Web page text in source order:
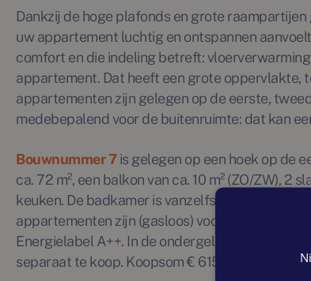
Dankzij de hoge plafonds en grote
uw appartement luchtig en ontspannen
comfort en die indeling betreft:
appartement. Dat heeft een grote oppervlakte,
appartementen zijn gelegen op de eerste,
medebepalend voor de buitenruimte: dat kan
Bouwnummer7 is gelegen op een hoek op de
ca. 72 m², een balkon van ca. 10 m² (ZO/ZW),
keuken. De badkamer is vanzelfsprekend
appartementen zijn (gasloos) voorzien van
Energielabel A++. In de ondergelegen
separaat te koop. Koopsom € 615.000,- v.o.n.